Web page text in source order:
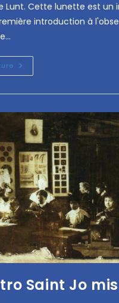
Lunt. Cette lunette est un
introduction à
Saint Jo